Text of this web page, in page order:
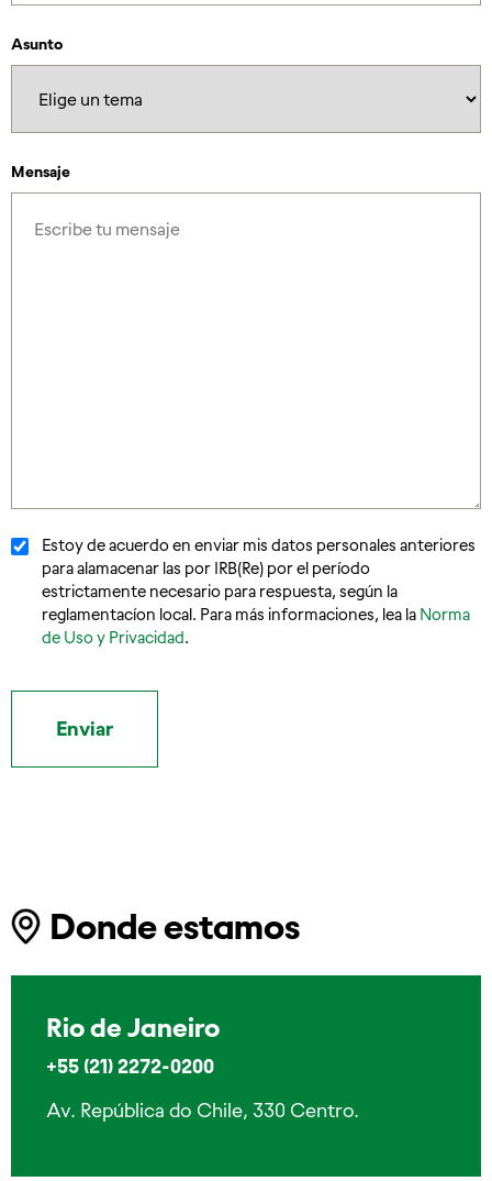
Asunto
Mensaje
NormasEstoy de acuerdo en enviar mis datos personales anteriores
para alamacenar las por IRB(Re) por el período
estrictamente necesario para respuesta, según la
reglamentacíon local. Para más informaciones, lea la Norma
de Uso y Privacidad.
Donde estamos
Rio de Janeiro
+55 (21) 2272-0200
Av. República do Chile, 330 Centro.